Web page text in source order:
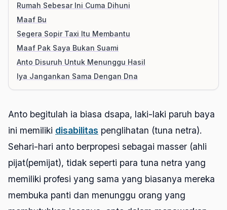
Rumah Sebesar Ini Cuma Dihuni
Maaf Bu
Segera Sopir Taxi Itu Membantu
Maaf Pak Saya Bukan Suami
Anto Disuruh Untuk Menunggu Hasil
Iya Jangankan Sama Dengan Dna
Anto begitulah ia biasa dsapa, laki-laki paruh baya
ini memiliki disabilitas penglihatan (tuna netra).
Sehari-hari anto berpropesi sebagai masser (ahli
pijat(pemijat), tidak seperti para tuna netra yang
memiliki profesi yang sama yang biasanya mereka
membuka panti dan menunggu orang yang